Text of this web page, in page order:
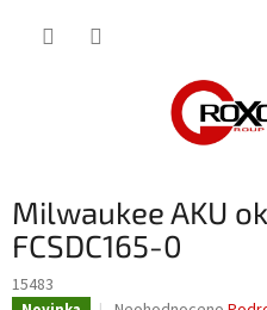
Milwaukee AKU
FCSDC165-0
15483